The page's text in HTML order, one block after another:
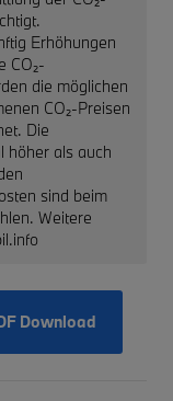
Erhöhungen
CO₂-
die möglichen
CO₂-Preisen
Die
höher als auch
sind beim
Weitere
Download